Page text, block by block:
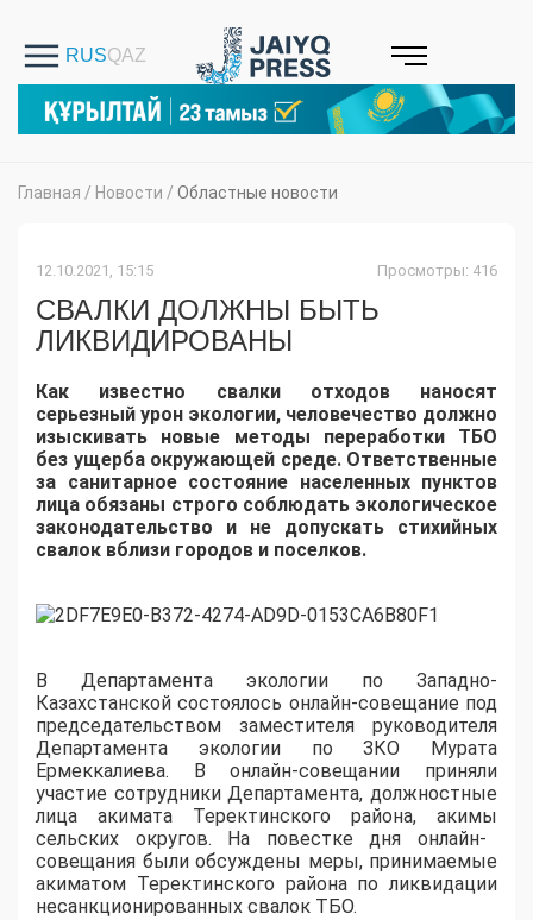
Главная / Новости / Областные новости
12.10.2021, 15:15 Просмотры: 416
СВАЛКИ ДОЛЖНЫ БЫТЬ
ЛИКВИДИРОВАНЫ
Как известно свалки отходов наносят
серьезный урон экологии, человечество должно
изыскивать новые методы переработки ТБО
без ущерба окружающей среде. Ответственные
за санитарное состояние населенных пунктов
лица обязаны строго соблюдать экологическое
законодательство и не допускать стихийных
свалок вблизи городов и поселков.
В Департамента экологии по Западно-
Казахстанской состоялось онлайн-совещание под
председательством заместителя руководителя
Департамента экологии по ЗКО Мурата
Ермеккалиева. В онлайн-совещании приняли
участие сотрудники Департамента, должностные
лица акимата Теректинского района, акимы
сельских округов. На повестке дня онлайн-
совещания были обсуждены меры, принимаемые
акиматом Теректинского района по ликвидации
несанкционированных свалок ТБО.